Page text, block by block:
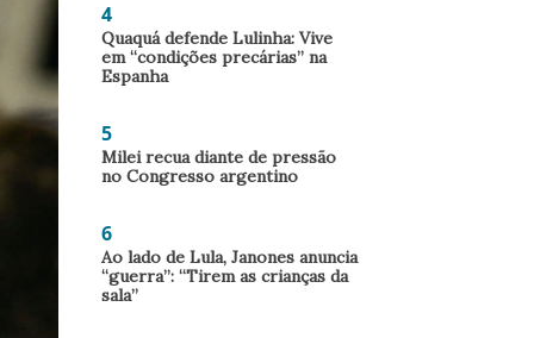
4
Quaquá defende Lulinha: Vive
em “condições precárias” na
Espanha
5
Milei recua diante de pressão
no Congresso argentino
6
Ao lado de Lula, Janones anuncia
“guerra”: “Tirem as crianças da
sala”